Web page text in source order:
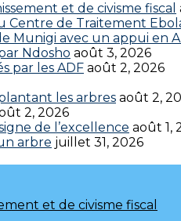
et de civisme fiscal
Centre de Traitement
Munigi avec un appui en
Ndosho août 3, 2026
par les ADF août 2, 2026
les arbres août 2,
2, 2026
de l’excellence août 1,
arbre juillet 31, 2026